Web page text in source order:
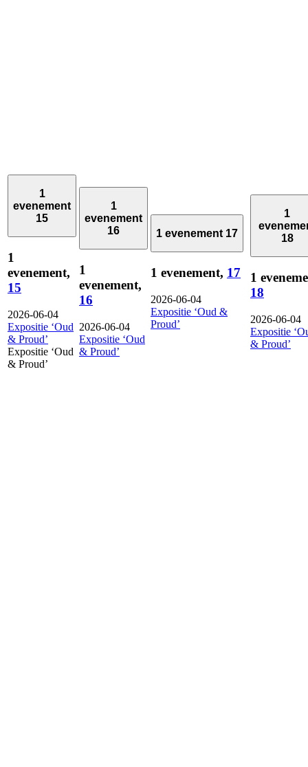
1
evenement
15
1
evenement,
15
2026-06-04
Expositie ‘Oud
& Proud’
Expositie ‘Oud
& Proud’
1
evenement
16
1
evenement,
16
2026-06-04
Expositie ‘Oud
& Proud’
1 evenement 17
1 evenement, 17
2026-06-04
Expositie ‘Oud &
Proud’
1
18
1
18
2026-06-04
Expositie
& Proud’